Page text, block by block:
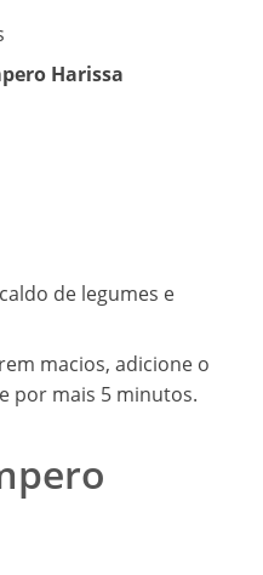
Harissa
de legumes e
macios, adicione o
por mais 5 minutos.